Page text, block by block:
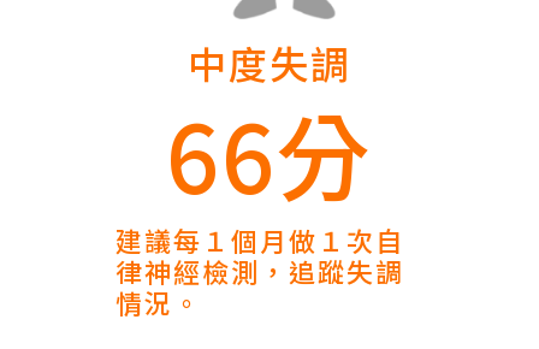
中度失調
66分
建議每１個月做１次自
律神經檢測，追蹤失調
情況。